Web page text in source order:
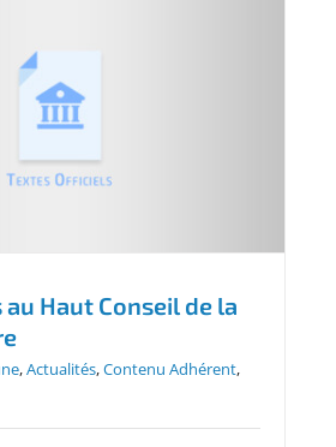
Haut Conseil de la
,Actualités,Contenu Adhérent,